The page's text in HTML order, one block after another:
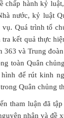
chấp hành kỷ
nước, kỷ luật
Quá trình tổ
kết quả thực
363 và Trung
toàn Quân
để rút kinh
Quân chủng
tham luận đã
nhân và đề